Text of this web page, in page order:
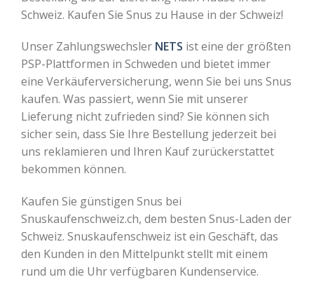
Schweiz. Kaufen Sie Snus zu Hause in der Schweiz!
Unser Zahlungswechsler NETS ist eine der größten
PSP-Plattformen in Schweden und bietet immer
eine Verkäuferversicherung, wenn Sie bei uns Snus
kaufen. Was passiert, wenn Sie mit unserer
Lieferung nicht zufrieden sind? Sie können sich
sicher sein, dass Sie Ihre Bestellung jederzeit bei
uns reklamieren und Ihren Kauf zurückerstattet
bekommen können.
Kaufen Sie günstigen Snus bei
Snuskaufenschweiz.ch, dem besten Snus-Laden der
Schweiz. Snuskaufenschweiz istein Geschäft, das
den Kunden in den Mittelpunkt stellt mit einem
rund um die Uhr verfügbaren Kundenservice.